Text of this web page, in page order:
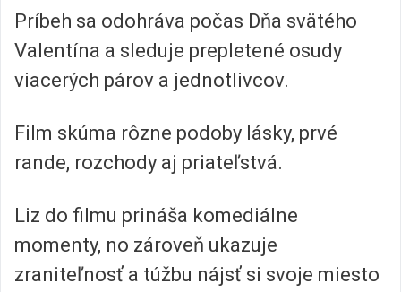
Príbeh sa odohráva počas Dňa svätého
Valentína a sleduje prepletené osudy
viacerých párov a jednotlivcov.
Film skúma rôzne podoby lásky, prvé
rande, rozchody aj priateľstvá.
Liz do filmu prináša komediálne
momenty, no zároveň ukazuje
zraniteľnosť a túžbu nájsť si svoje miesto